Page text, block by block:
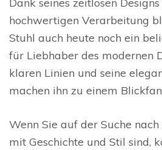
Dank seines zeitlosen
hochwertigen Verarbeitung
Stuhl auch heute noch ein
für Liebhaber des modernen
klaren Linien und seine
machen ihn zu einem
Wenn Sie auf der Suche
mit Geschichte und Stil sind,